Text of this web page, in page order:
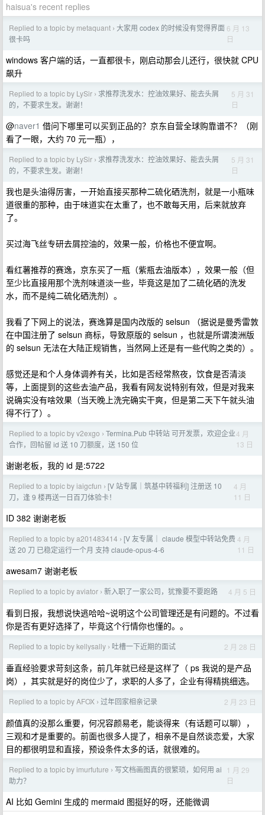
haisua's recent replies
Replied to a topic by metaquant › 大家用 codex 的时候没有觉得界面
很卡吗
6 月 13
日
windows 客户端的话，一直都很卡，刚启动那会儿还行，很快就 CPU
飙升
Replied to a topic by LySir › 求推荐洗发水：控油效果好、能去头屑
的，不要求生发。谢谢！
5 月 31
日
@naver1 借问下哪里可以买到正品的？京东自营全球购靠谱不？（刚
看了一眼，大约 70 元一瓶），
Replied to a topic by LySir › 求推荐洗发水：控油效果好、能去头屑
的，不要求生发。谢谢！
5 月 31
日
我也是头油得厉害，一开始直接买那种二硫化硒洗剂，就是一小瓶味
道很重的那种，由于味道实在太重了，也不敢每天用，后来就放弃
了。
买过海飞丝专研去屑控油的，效果一般，价格也不便宜啊。
看红薯推荐的赛逸，京东买了一瓶（紫瓶去油版本），效果一般（但
至少比直接用那个洗剂味道淡一些，毕竟这是加了二硫化硒的洗发
水，而不是纯二硫化硒洗剂）。
我看了下网上的说法，赛逸算是国内改版的 selsun （据说是曼秀雷敦
在中国注册了 selsun 商标，导致原版的 selsun ，也就是所谓澳洲版
的 selsun 无法在大陆正规销售，当然网上还是有一些代购之类的）。
感觉还是和个人身体调养有关，比如是否经常熬夜，饮食是否清淡
等，上面提到的这些去油产品，我看有网友说特别有效，但是对我来
说确实没有啥效果（当天晚上洗完确实干爽，但是第二天下午就头油
得不行了）。
Replied to a topic by v2exgo › Termina.Pub 中转站 可开发票，欢迎企业
合作，回帖留 id 送 10 刀额度，送 150 位
4 月
13 日
谢谢老板，我的 id 是:5722
Replied to a topic by iaigcfun › [V 站专属｜筑基中转福利] 注册送 10
刀，逢 9 楼再送一日百刀体验卡！
4 月
11 日
ID 382 谢谢老板
Replied to a topic by a201483414 › [V 友专属｜ claude 模型中转站免费
送 20 刀 已稳定运行一个月 支持 claude-opus-4-6
4 月
11 日
awesam7 谢谢老板
Replied to a topic by aviator › 新入职了一家公司，犹豫要不要跑路 4 月 5 日
看到日报，我想说快逃哈哈~说明这个公司管理还是有问题的。不过看
你是否有更好选择了，毕竟这个行情你也懂的。。
Replied to a topic by kellysally › 吐槽一下近期的面试 2 月 28 日
垂直经验要求苛刻这条，前几年就已经是这样了（ ps 我说的是产品
岗），其实就是好的岗位少了，求职的人多了，企业有得精挑细选。
Replied to a topic by AFOX › 过年回家相亲记录 2 月 23 日
颜值真的没那么重要，何况容颜易老，能谈得来（有话题可以聊），
三观和才是重要的。前面也很多人提了，相亲不是自然谈恋爱，大家
目的都很明显和直接，预设条件太多的话，就很难的。
Replied to a topic by imurfuture › 写文档画图真的很繁琐，如何用 ai
助力？
1 月 29
日
AI 比如 Gemini 生成的 mermaid 图挺好的呀，还能微调